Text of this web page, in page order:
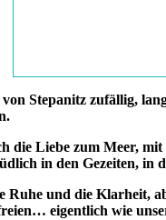
Stepanitz zufällig,
die Liebe zum Meer,
in den Gezeiten, in
Ruhe und die Klarheit,
eigentlich wie